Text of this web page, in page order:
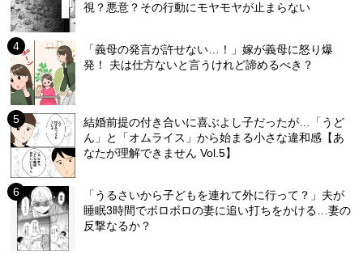
視？悪意？その行動にモヤモヤが止まらない
「義母の発言が許せない…！」嫁が義母に怒り爆
発！ 夫は仕方ないと言うけれど諦めるべき？
結婚前提の付き合いに喜ぶよし子だったが…「うど
ん」と「オムライス」から始まる小さな違和感【あ
なたが理解できません Vol.5】
「うるさいから子どもを連れて外に行って？」夫が
睡眠3時間でボロボロの妻に追い打ちをかける…妻の
反撃なるか？